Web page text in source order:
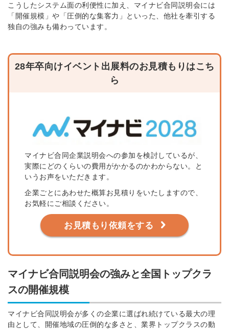
こうしたシステム面の利便性に加え、マイナビ合同説明会には
「開催規模」や「圧倒的な集客力」といった、他社を牽引する
独自の強みも備わっています。
28年卒向けイベント出展料のお見積もりはこち
ら
マイナビ合同企業説明会への参加を検討しているが、
実際にどのくらいの費用がかかるのかわからない。と
いうお声をいただきます。
企業ごとにあわせた概算お見積りをいたしますので、
お気軽にご相談ください。
お見積もり依頼をする
マイナビ合同説明会の強みと全国トップクラ
スの開催規模
マイナビ合同説明会が多くの企業に選ばれ続けている最大の理
由として、開催地域の圧倒的な多さと、業界トップクラスの動